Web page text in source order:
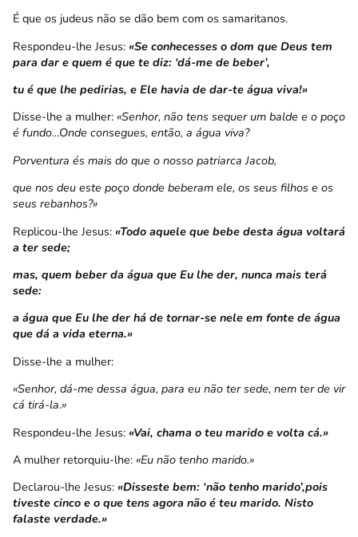
É que os judeus não se dão bem com os samaritanos.
Respondeu-lhe Jesus: «Se conhecesses o dom que Deus tem
para dar e quem é que te diz: ‘dá-me de beber’,
tu é que lhe pedirias, e Ele havia de dar-te água viva!»
Disse-lhe a mulher: «Senhor, não tens sequer um balde e o poço
é fundo…Onde consegues, então, a água viva?
Porventura és mais do que o nosso patriarca Jacob,
que nos deu este poço donde beberam ele, os seus filhos e os
seus rebanhos?»
Replicou-lhe Jesus: «Todo aquele que bebe desta água voltará
a ter sede;
mas, quem beber da água que Eu lhe der, nunca mais terá
sede:
a água que Eu lhe der há de tornar-se nele em fonte de água
que dá a vida eterna.»
Disse-lhe a mulher:
«Senhor, dá-me dessa água, para eu não ter sede, nem ter de vir
cá tirá-la.»
Respondeu-lhe Jesus: «Vai, chama o teu marido e volta cá.»
A mulher retorquiu-lhe: «Eu não tenho marido.»
Declarou-lhe Jesus: «Disseste bem: ‘não tenho marido’,pois
tiveste cinco e o que tens agora não é teu marido. Nisto
falaste verdade.»